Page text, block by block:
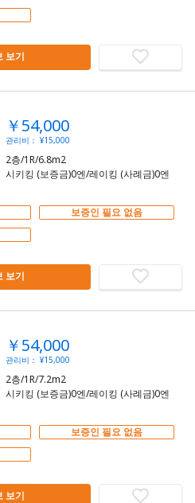
보기
￥54,000
관리비： ¥15,000
2층/1R/6.8m2
시키킹 (보증금)0엔/레이킹 (사례금)0엔
보증인 필요 없음
보기
￥54,000
관리비： ¥15,000
2층/1R/7.2m2
시키킹 (보증금)0엔/레이킹 (사례금)0엔
보증인 필요 없음
보기